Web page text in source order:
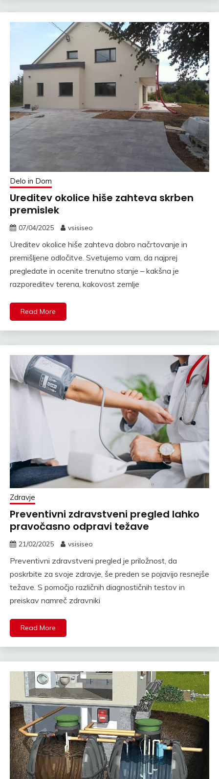
Delo in Dom
Ureditev okolice hiše zahteva skrben
premislek
07/04/2025 vsisiseo
Ureditev okolice hiše zahteva dobro načrtovanje in
premišljene odločitve. Svetujemo vam, da najprej
pregledate in ocenite trenutno stanje – kakšna je
razporeditev terena, kakovost zemlje
Read More
Zdravje
Preventivni zdravstveni pregled lahko
pravočasno odpravi težave
21/02/2025 vsisiseo
Preventivni zdravstveni pregled je priložnost, da
poskrbite za svoje zdravje, še preden se pojavijo resnejše
težave. S pomočjo različnih diagnostičnih testov in
preiskav namreč zdravniki
Read More